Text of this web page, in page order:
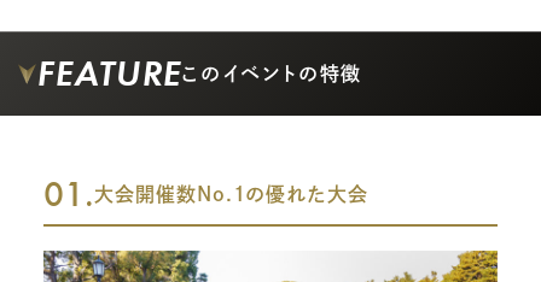
FEATUREこのイベントの特徴
01.大会開催数No.1の優れた大会